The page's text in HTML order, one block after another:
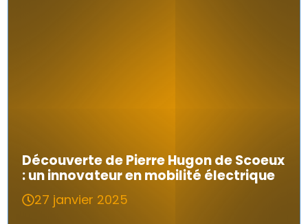
Découverte de Pierre Hugon de Scoeux
: un innovateur en mobilité électrique
27 janvier 2025